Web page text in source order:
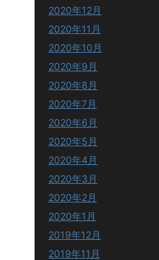
2020年12月
2020年11月
2020年10月
2020年9月
2020年8月
2020年7月
2020年6月
2020年5月
2020年4月
2020年3月
2020年2月
2020年1月
2019年12月
2019年11月